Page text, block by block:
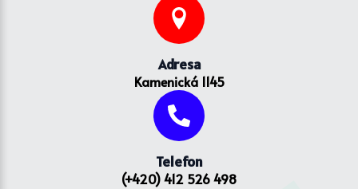
Adresa
Kamenická 1145
Telefon
(+420) 412 526 498